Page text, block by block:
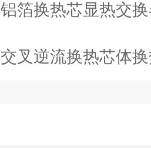
铝箔换热芯显热交
交叉逆流换热芯体